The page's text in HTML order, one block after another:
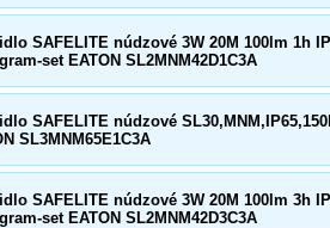
SAFELITE núdzové 3W 20M 100lm 1h
set EATON SL2MNM42D1C3A
SAFELITE núdzové
SL3MNM65E1C3A
SAFELITE núdzové 3W 20M 100lm 3h
set EATON SL2MNM42D3C3A